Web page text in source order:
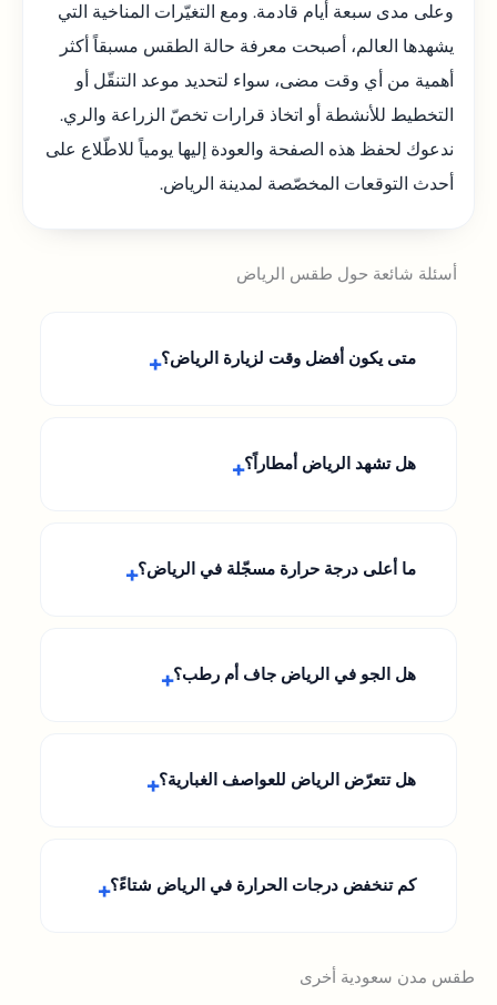
وعلى مدى سبعة أيام قادمة. ومع التغيّرات المناخية التي
يشهدها العالم، أصبحت معرفة حالة الطقس مسبقاً أكثر
أهمية من أي وقت مضى، سواء لتحديد موعد التنقّل أو
التخطيط للأنشطة أو اتخاذ قرارات تخصّ الزراعة والري.
ندعوك لحفظ هذه الصفحة والعودة إليها يومياً للاطّلاع على
أحدث التوقعات المخصّصة لمدينة الرياض.
أسئلة شائعة حول طقس الرياض
متى يكون أفضل وقت لزيارة الرياض؟
هل تشهد الرياض أمطاراً؟
ما أعلى درجة حرارة مسجّلة في الرياض؟
هل الجو في الرياض جاف أم رطب؟
هل تتعرّض الرياض للعواصف الغبارية؟
كم تنخفض درجات الحرارة في الرياض شتاءً؟
طقس مدن سعودية أخرى